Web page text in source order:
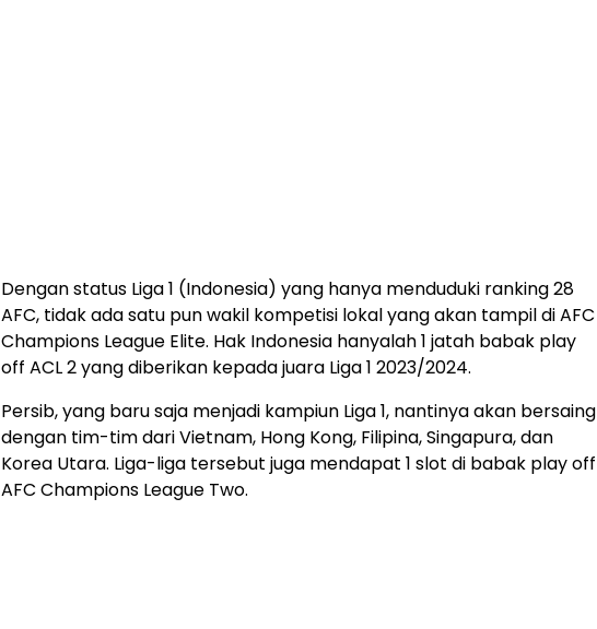
Dengan status Liga 1 (Indonesia) yang hanya menduduki ranking 28
AFC, tidak ada satu pun wakil kompetisi lokal yang akan tampil di AFC
Champions League Elite. Hak Indonesia hanyalah 1 jatah babak play
off ACL 2 yang diberikan kepada juara Liga 1 2023/2024.
Persib, yang baru saja menjadi kampiun Liga 1, nantinya akan bersaing
dengan tim-tim dari Vietnam, Hong Kong, Filipina, Singapura, dan
Korea Utara. Liga-liga tersebut juga mendapat 1 slot di babak play off
AFC Champions League Two.